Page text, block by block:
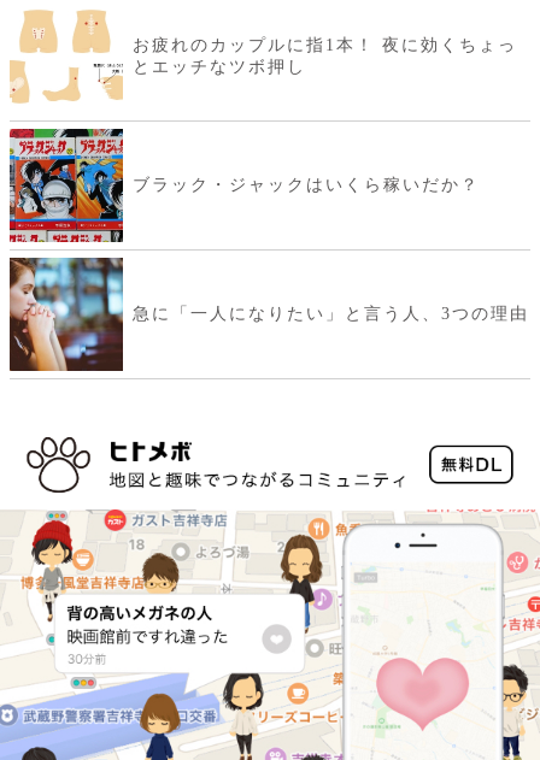
お疲れのカップルに指1本！ 夜に効くちょっ
とエッチなツボ押し
ブラック・ジャックはいくら稼いだか？
急に「一人になりたい」と言う人、3つの理由